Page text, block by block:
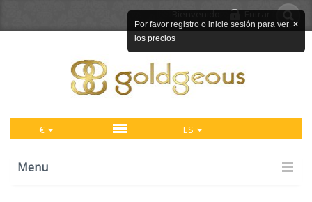
€ ES
Bienvenido Entrar
Menu
×
Por favor registro o inicie sesión para ver
los precios